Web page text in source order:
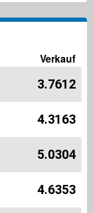
Verkauf
3.7612
4.3163
5.0304
4.6353